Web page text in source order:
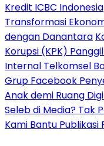
Kredit ICBC Indonesia
Transformasi
dengan Danantara
Korupsi (KPK)
Internal Telkomsel
Grup Facebook
Anak demi Ruang
Seleb di Media? Tak
Kami Bantu Publikasi